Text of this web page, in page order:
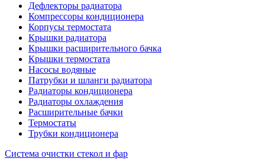
Дефлекторы радиатора
Компрессоры кондиционера
Корпусы термостата
Крышки радиатора
Крышки расширительного бачка
Крышки термостата
Насосы водяные
Патрубки и шланги радиатора
Радиаторы кондиционера
Радиаторы охлаждения
Расширительные бачки
Термостаты
Трубки кондиционера
Система очистки стекол и фар